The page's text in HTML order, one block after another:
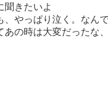
聞きたいよ
、やっぱり泣く。なん
あの時は大変だったな